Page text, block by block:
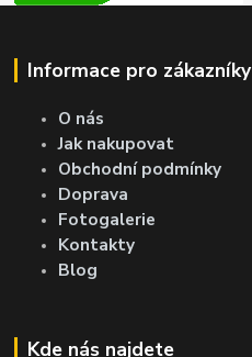
Informace pro zákazníky
O nás
Jak nakupovat
Obchodní podmínky
Doprava
Fotogalerie
Kontakty
Blog
Kde nás najdete